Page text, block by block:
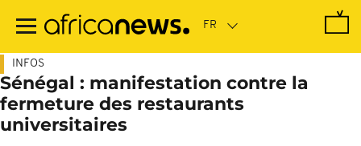
contenu
INFOS
Sénégal : manifestation contre la
fermeture des restaurants
universitaires